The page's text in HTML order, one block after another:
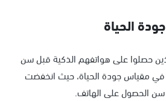
الحياة
حصلوا على هواتفهم الذكية قبل سن
في مقياس جودة الحياة، حيث انخفضت
سن الحصول على الهاتف.